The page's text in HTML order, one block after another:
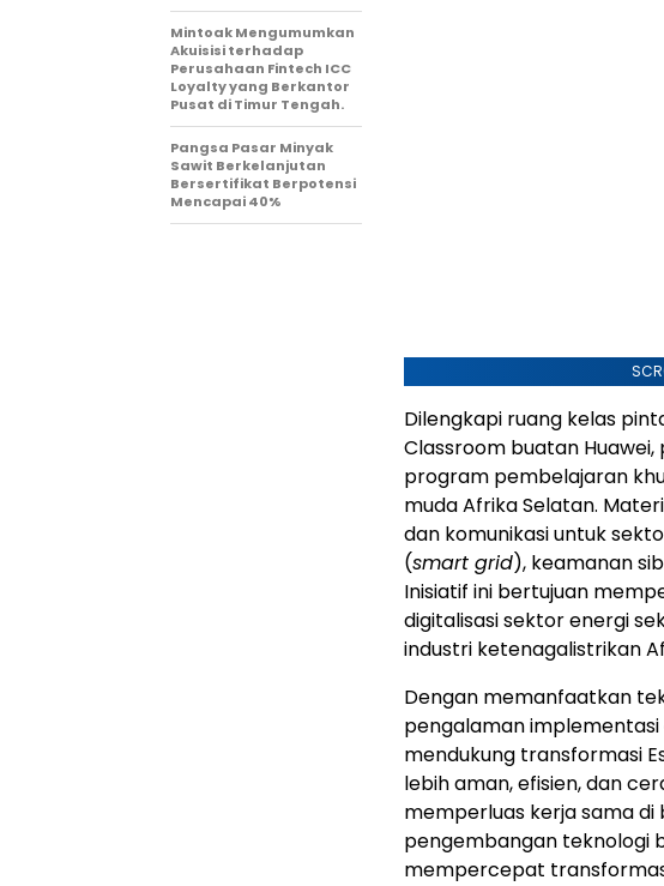
Dilengkapi ruang kelas
Classroom buatan
program pembelajaran
muda Afrika Selatan.
dan komunikasi untuk
(smart grid), keamanan
Inisiatif ini bertujuan
digitalisasi sektor energi
industri ketenagalistrikan
Dengan memanfaatkan
pengalaman implementasi
mendukung transformasi
lebih aman, efisien, dan
memperluas kerja sama
pengembangan teknologi
mempercepat
Mintoak Mengumumkan
Akuisisi terhadap
Perusahaan Fintech ICC
Loyalty yang Berkantor
Pusat di Timur Tengah.
Pangsa Pasar Minyak
Sawit Berkelanjutan
Bersertifikat Berpotensi
Mencapai 40%